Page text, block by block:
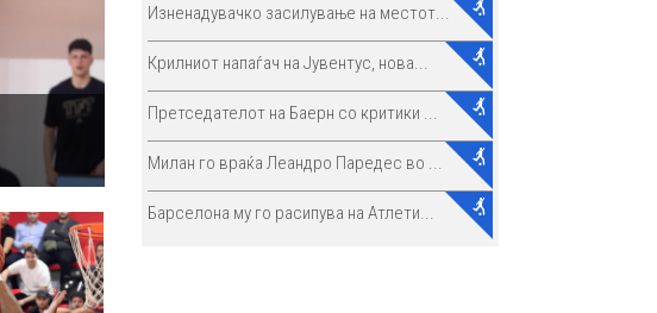
Изненадувачко засилување на местот...
Крилниот напаѓач на Јувентус, нова...
Претседателот на Баерн со критики ...
Милан го враќа Леандро Паредес во ...
Барселона му го расипува на Атлети...